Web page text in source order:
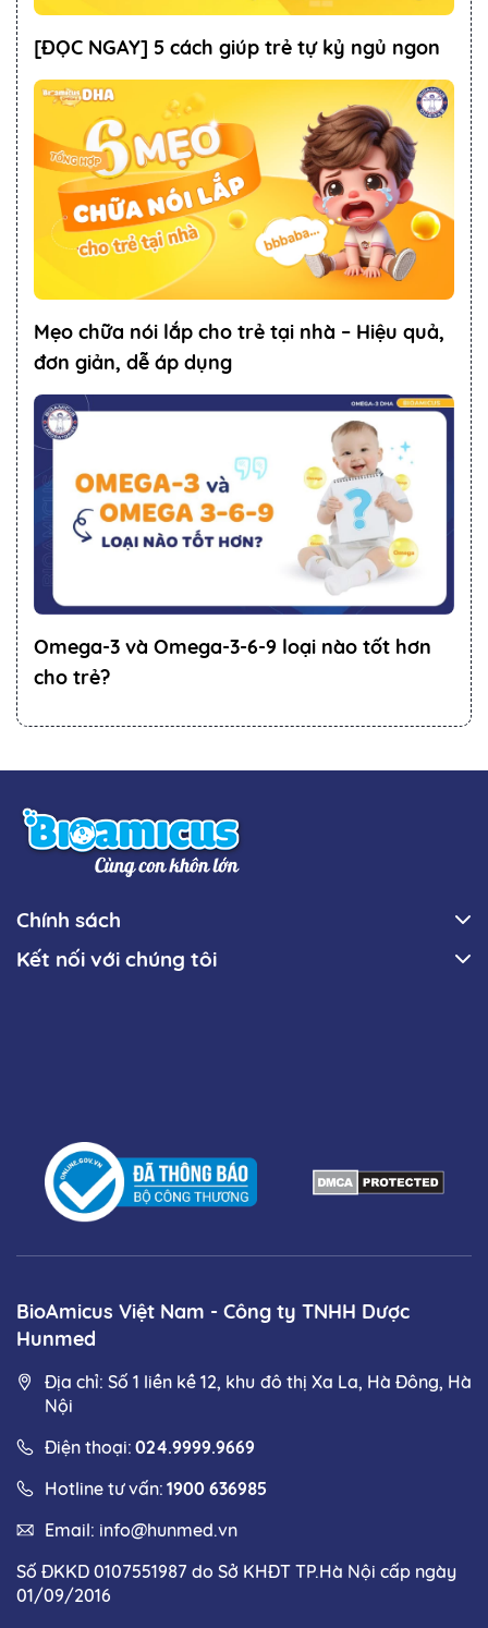
[ĐỌC NGAY] 5 cách giúp trẻ tự kỷ ngủ ngon
Mẹo chữa nói lắp cho trẻ tại nhà – Hiệu quả,
đơn giản, dễ áp dụng
Omega-3 và Omega-3-6-9 loại nào tốt hơn
cho trẻ?
BioAmicus Việt Nam - Công ty TNHH Dược
Hunmed
Địa chỉ: Số 1 liền kề 12, khu đô thị Xa La, Hà Đông, Hà
Nội
Điện thoại: 024.9999.9669
Hotline tư vấn: 1900 636985
Email: info@hunmed.vn
Số ĐKKD 0107551987 do Sở KHĐT TP.Hà Nội cấp ngày
01/09/2016
Chính sách
Kết nối với chúng tôi